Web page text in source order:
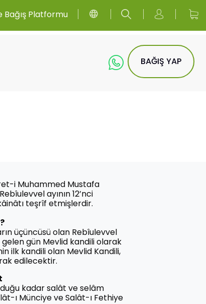
Bağış Platformu
BAĞIŞ YAP
i Muhammed Mustafa
ayının 12’nci
teşrîf etmişlerdir.
üçüncüsü olan Rebîulevvel
gelen gün Mevlid kandili olarak
ilk kandili olan Mevlid Kandili,
edilecektir.
kadar salât ve selâm
ı Münciye ve Salât-ı Fethiye